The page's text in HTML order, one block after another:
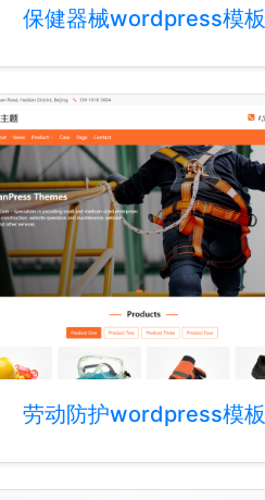
保健器械wordpress模板
劳动防护wordpress模板